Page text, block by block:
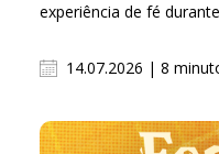
experiência de fé
14.07.2026 | 8